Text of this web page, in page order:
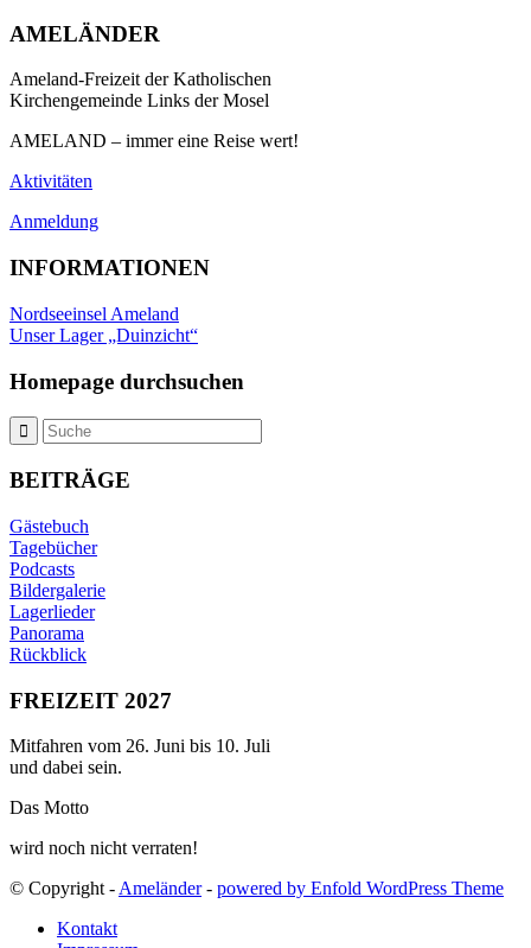
AMELÄNDER
Ameland-Freizeit der Katholischen
Kirchengemeinde Links der Mosel
AMELAND – immer eine Reise wert!
Aktivitäten
Anmeldung
INFORMATIONEN
Nordseeinsel Ameland
Unser Lager „Duinzicht“
Homepage durchsuchen
BEITRÄGE
Gästebuch
Tagebücher
Podcasts
Bildergalerie
Lagerlieder
Panorama
Rückblick
FREIZEIT 2027
Mitfahren vom 26. Juni bis 10. Juli
und dabei sein.
Das Motto
wird noch nicht verraten!
© Copyright - Ameländer- powered by Enfold WordPress Theme
Kontakt